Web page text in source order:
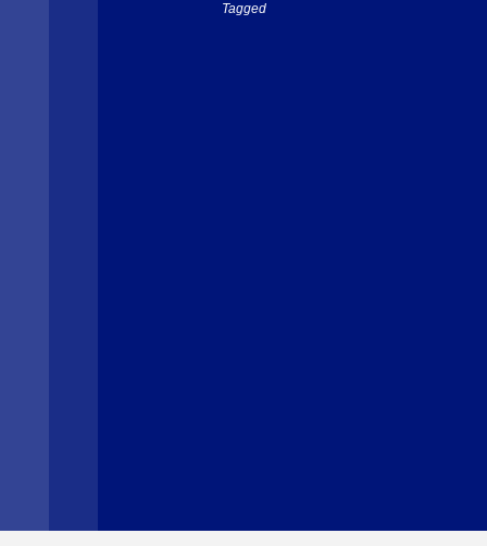
Tagged